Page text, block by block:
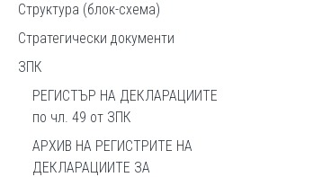
Структура (блок-схема)
Стратегически документи
ЗПК
РЕГИСТЪР НА ДЕКЛАРАЦИИТЕ
по чл. 49 от ЗПК
АРХИВ НА РЕГИСТРИТЕ НА
ДЕКЛАРАЦИИТЕ ЗА